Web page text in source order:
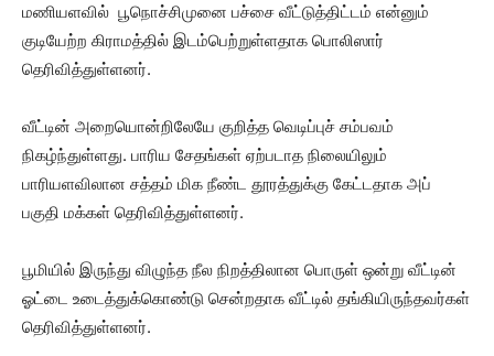
மணியளவில் பூநொச்சிமுனை பச்சை வீட்டுத்திட்டம் என்னும்
குடியேற்ற கிராமத்தில் இடம்பெற்றுள்ளதாக பொலிஸார்
தெரிவித்துள்ளனர்.
வீட்டின் அறையொன்றிலேயே குறித்த வெடிப்புச் சம்பவம்
நிகழ்ந்துள்ளது. பாரிய சேதங்கள் ஏற்படாத நிலையிலும்
பாரியளவிலான சத்தம் மிக நீண்ட தூரத்துக்கு கேட்டதாக அப்
பகுதி மக்கள் தெரிவித்துள்ளனர்.
பூமியில் இருந்து விழுந்த நீல நிறத்திலான பொருள் ஒன்று வீட்டின்
ஓட்டை உடைத்துக்கொண்டு சென்றதாக வீட்டில் தங்கியிருந்தவர்கள்
தெரிவித்துள்ளனர்.